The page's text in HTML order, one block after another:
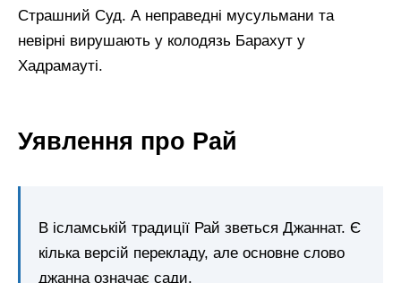
Страшний Суд. А неправедні мусульмани та
невірні вирушають у колодязь Барахут у
Хадрамауті.
Уявлення про Рай
В ісламській традиції Рай зветься Джаннат. Є
кілька версій перекладу, але основне слово
джанна означає сади.